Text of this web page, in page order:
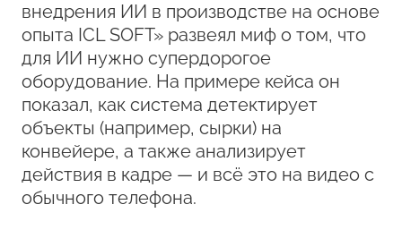
внедрения ИИ в производстве на основе
опыта ICL SOFT» развеял миф о том, что
для ИИ нужно супердорогое
оборудование. На примере кейса он
показал, как система детектирует
объекты (например, сырки) на
конвейере, а также анализирует
действия в кадре — и всё это на видео с
обычного телефона.